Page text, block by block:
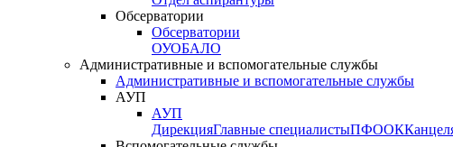
Обсерватории
Обсерватории
ОУОБАЛО
Административные и вспомогательные службы
Административные и вспомогательные службы
АУП
АУП
ДирекцияГлавные специалистыПФООК